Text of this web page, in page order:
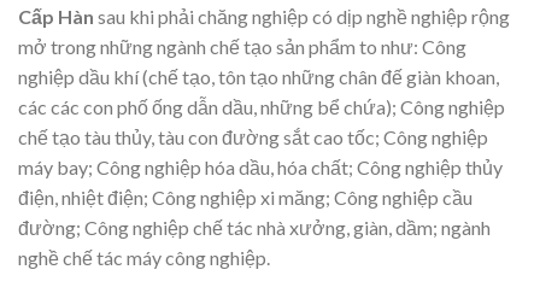
Cấp Hàn sau khi phải chăng nghiệp có dịp nghề nghiệp rộng
mở trong những ngành chế tạo sản phẩm to như: Công
nghiệp dầu khí (chế tạo, tôn tạo những chân đế giàn khoan,
các các con phố ống dẫn dầu, những bể chứa); Công nghiệp
chế tạo tàu thủy, tàu con đường sắt cao tốc; Công nghiệp
máy bay; Công nghiệp hóa dầu, hóa chất; Công nghiệp thủy
điện, nhiệt điện; Công nghiệp xi măng; Công nghiệp cầu
đường; Công nghiệp chế tác nhà xưởng, giàn, dầm; ngành
nghề chế tác máy công nghiệp.